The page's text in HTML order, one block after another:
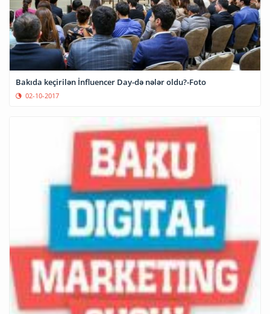
Bakıda keçirilən İnfluencer Day-də nələr oldu?-Foto
02-10-2017